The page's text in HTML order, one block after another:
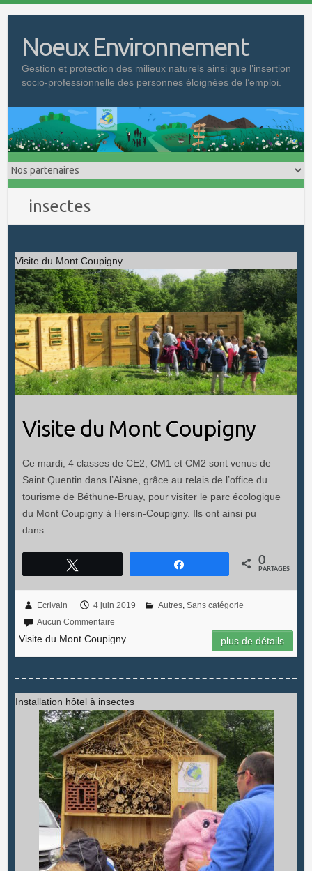
contentNoeux Environnement
Gestion et protection des milieux naturels ainsi que l’insertion
socio-professionnelle des personnes éloignées de l’emploi.
insectes
Visite du Mont Coupigny
Visite du Mont Coupigny
Ce mardi, 4 classes de CE2, CM1 et CM2 sont venus de
Saint Quentin dans l’Aisne, grâce au relais de l’office du
tourisme de Béthune-Bruay, pour visiter le parc écologique
du Mont Coupigny à Hersin-Coupigny. Ils ont ainsi pu
dans…
0
PARTAGES
Ecrivain 4 juin 2019 Autres, Sans catégorie
Aucun Commentaire
Visite du Mont Coupigny plus de détails
Installation hôtel à insectes